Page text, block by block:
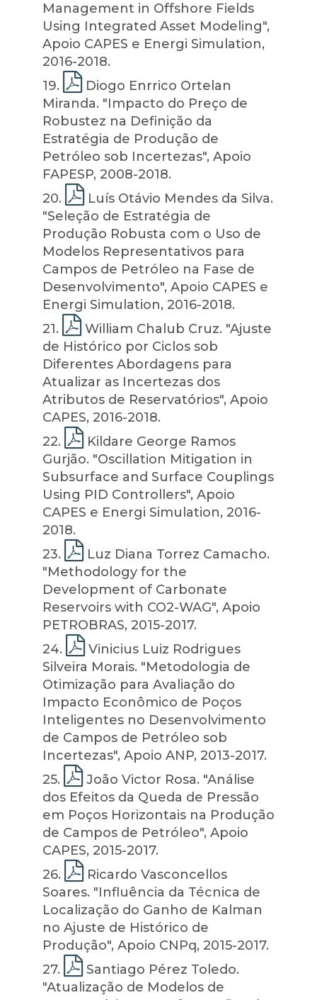
Management in Offshore Fields
Using Integrated Asset Modeling",
Apoio CAPES e Energi Simulation,
2016-2018.
19.
Diogo Enrrico Ortelan
Miranda. "Impacto do Preço de
Robustez na Definição da
Estratégia de Produção de
Petróleo sob Incertezas", Apoio
FAPESP, 2008-2018.
20.
Luís Otávio Mendes da Silva.
"Seleção de Estratégia de
Produção Robusta com o Uso de
Modelos Representativos para
Campos de Petróleo na Fase de
Desenvolvimento", Apoio CAPES e
Energi Simulation, 2016-2018.
21.
William Chalub Cruz. "Ajuste
de Histórico por Ciclos sob
Diferentes Abordagens para
Atualizar as Incertezas dos
Atributos de Reservatórios", Apoio
CAPES, 2016-2018.
22.
Kildare George Ramos
Gurjão. "Oscillation Mitigation in
Subsurface and Surface Couplings
Using PID Controllers", Apoio
CAPES e Energi Simulation, 2016-
2018.
23.
Luz Diana Torrez Camacho.
"Methodology for the
Development of Carbonate
Reservoirs with CO2-WAG", Apoio
PETROBRAS, 2015-2017.
24.
Vinicius Luiz Rodrigues
Silveira Morais. "Metodologia de
Otimização para Avaliação do
Impacto Econômico de Poços
Inteligentes no Desenvolvimento
de Campos de Petróleo sob
Incertezas", Apoio ANP, 2013-2017.
25.
João Victor Rosa. "Análise
dos Efeitos da Queda de Pressão
em Poços Horizontais na Produção
de Campos de Petróleo", Apoio
CAPES, 2015-2017.
26.
Ricardo Vasconcellos
Soares. "Influência da Técnica de
Localização do Ganho de Kalman
no Ajuste de Histórico de
Produção", Apoio CNPq, 2015-2017.
27.
Santiago Pérez Toledo.
"Atualização de Modelos de